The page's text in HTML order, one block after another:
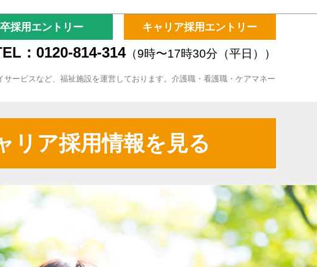
採用エントリー キャリア採用エントリー
：0120-814-314（9時〜17時30分（平日））
ービスなど、福祉施設を運営しております。介護職・看護職・ケアマネー
リア採用情報を見る